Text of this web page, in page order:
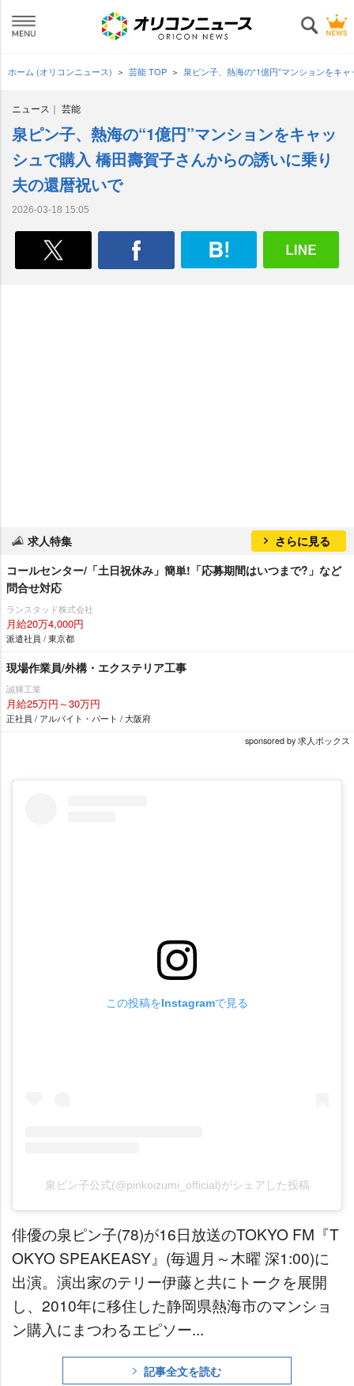
ホーム (オリコンニュース) 芸能 TOP 泉ピン子、熱海の“1億円”マンションをキ
ニュース 芸能
泉ピン子、熱海の“1億円”マンションをキャッ
シュで購入 橋田壽賀子さんからの誘いに乗り
夫の還暦祝いで
2026-03-18 15:05
求人特集
さらに見る
コールセンター/「土日祝休み」簡単!「応募期間はいつまで?」など
問合せ対応
ランスタッド株式会社
月給20万4,000円
派遣社員 / 東京都
現場作業員/外構・エクステリア工事
誠輝工業
月給25万円～30万円
正社員 / アルバイト・パート / 大阪府
sponsored by 求人ボックス
この投稿をInstagramで見る
泉ピン子公式(@pinkoizumi_official)がシェアした投稿
俳優の泉ピン子(78)が16日放送のTOKYO FM『T
OKYO SPEAKEASY』(毎週月～木曜 深1:00)に
出演。演出家のテリー伊藤と共にトークを展開
し、2010年に移住した静岡県熱海市のマンショ
ン購入にまつわるエピソー...
記事全文を読む